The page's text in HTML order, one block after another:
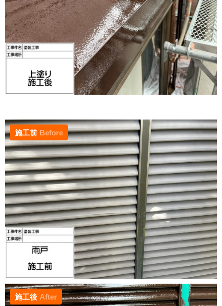
施工前 Before
施工後 After